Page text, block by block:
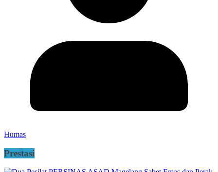
Humas
Prestasi